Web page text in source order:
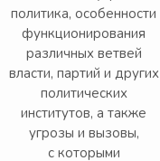
политика, особенности
функционирования
различных ветвей
власти, партий и других
политических
институтов, а также
угрозы и вызовы,
с которыми